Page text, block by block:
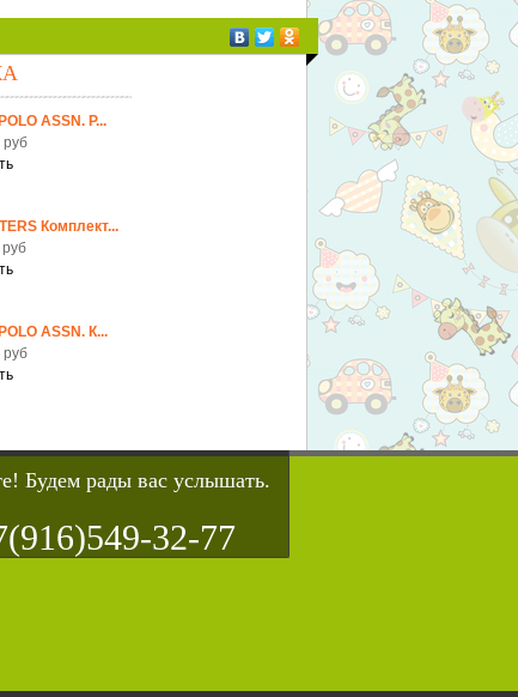
ASSN. Р...
руб
Комплект...
руб
ASSN. К...
руб
Будем рады вас услышать.
32-77